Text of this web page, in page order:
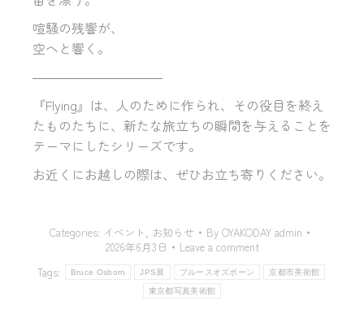
喧騒の残響が、
空へと響く。
――――――――――
『Flying』は、人のために作られ、その役目を終え
たものたちに、新たな旅立ちの瞬間を与えることを
テーマにしたシリーズです。
お近くにお越しの際は、ぜひお立ち寄りください。
Categories: イベント , お知らせ By OYAKODAY admin
2026年6月3日
Leave a comment
Tags:
Bruce Osborn JPS展 ブルースオズボーン 京都市美術館
東京都写真美術館